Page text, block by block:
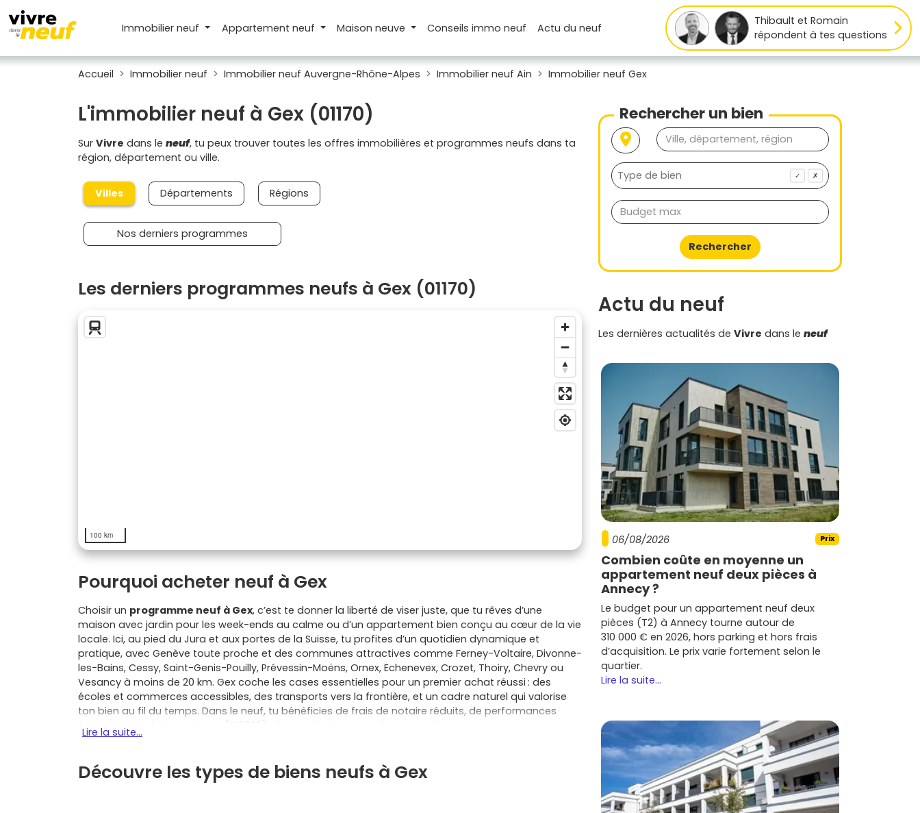
Immobilier neuf Appartement neuf Maison neuve Conseilsimmo neuf Actudu neuf
Thibault et Romain
répondent à tes questions
Accueil Immobilier neuf Immobilier neuf Auvergne-Rhône-Alpes Immobilier neuf Ain Immobilier neuf Gex
L'immobilier neuf à Gex (01170)
Sur Vivre dans le neuf, tu peux trouver toutes les offres immobilières et programmes neufs dans ta
région, département ou ville.
Villes Départements Régions
Nos derniers programmes
Les derniers programmes neufs à Gex (01170)
100 km
Pourquoi acheter neuf à Gex
Choisir un programme neuf à Gex, c’est te donner la liberté de viser juste, que tu rêves d’une
maison avec jardin pour les week-ends au calme ou d’un appartement bien conçu au cœur de la vie
locale. Ici, au pied du Jura et aux portes de la Suisse, tu profites d’un quotidien dynamique et
pratique, avec Genève toute proche et des communes attractives comme Ferney-Voltaire, Divonne-
les-Bains, Cessy, Saint-Genis-Pouilly, Prévessin-Moëns, Ornex, Echenevex, Crozet, Thoiry, Chevry ou
Vesancy à moins de 20 km. Gex coche les cases essentielles pour un premier achat réussi : des
écoles et commerces accessibles, des transports vers la frontière, et un cadre naturel qui valorise
ton bien au fil du temps. Dans le neuf, tu bénéficies de frais de notaire réduits, de performances
énergétiques de haut niveau (RE2020), d’une isolation acoustique soignée et, souvent,
d’équipements qui facilitent la vie au quotidien comme le stationnement, le local vélo ou la
grâce aux garanties légales (parfait achèvement, biennale et décennale) qui sécurisent ton achat
bien après la remise des clés. Si tu es primo-accédant, tu peux, selon ton profil, bénéficier du prêt à
Lire la suite...
Découvre les types de biens neufs à Gex
Rechercher un bien
✓ ✗
Rechercher
Actu du neuf
Les dernières actualités de Vivre dans le neuf
06/08/2026 Prix
Combien coûte en moyenne un
appartement neuf deux pièces à
Annecy ?
Le budget pour un appartement neuf deux
pièces (T2) à Annecy tourne autour de
310 000 € en 2026, hors parking et hors frais
d’acquisition. Le prix varie fortement selon le
quartier.
Lire la suite...